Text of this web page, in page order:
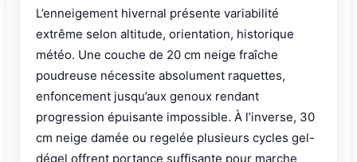
L’enneigement hivernal présente variabilité
extrême selon altitude, orientation, historique
météo. Une couche de 20 cm neige fraîche
poudreuse nécessite absolument raquettes,
enfoncement jusqu’aux genoux rendant
progression épuisante impossible. À l’inverse, 30
cm neige damée ou regelée plusieurs cycles gel-
dégel offrent portance suffisante pour marche